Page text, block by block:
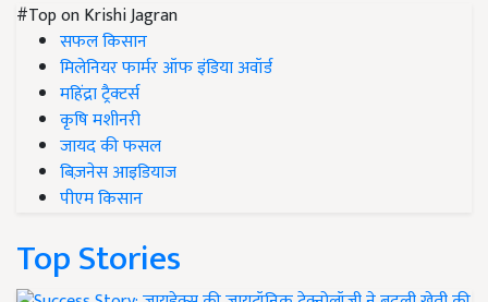
#Top on Krishi Jagran
सफल किसान
मिलेनियर फार्मर ऑफ इंडिया अवॉर्ड
महिंद्रा ट्रैक्टर्स
कृषि मशीनरी
जायद की फसल
बिज़नेस आइडियाज
पीएम किसान
Top Stories